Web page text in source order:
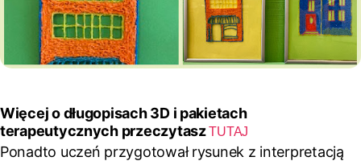
Więcej o długopisach 3D i pakietach
terapeutycznych przeczytaszTUTAJ
Ponadto uczeń przygotował rysunek z interpretacją